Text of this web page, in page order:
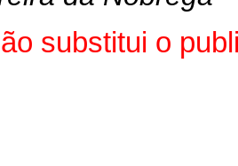
substitui o